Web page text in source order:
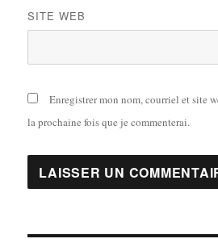
SITE WEB
Enregistrer mon nom, courriel et site
la prochaine fois que je commenterai.